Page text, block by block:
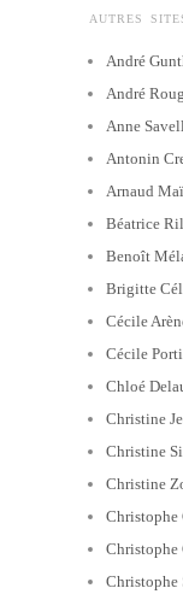
AUTRES
André
André
Anne
Antonin
Arnaud
Béatrice
Benoît
Brigitte
Cécile
Cécile
Chloé
Christine
Christine
Christine
Christophe
Christophe
Christophe